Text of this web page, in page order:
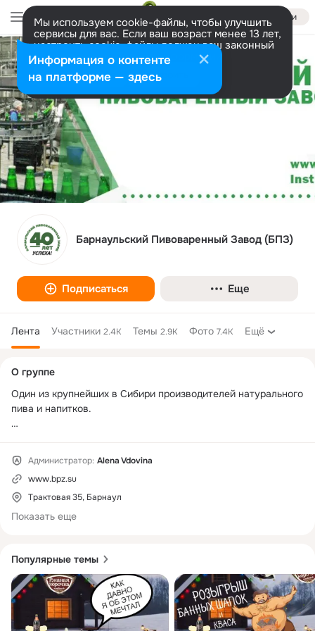
Войти
Мы используем cookie-файлы, чтобы улучшить
сервисы для вас. Если ваш возраст менее 13 лет,
настроить cookie-файлы должен ваш законный
представитель. Больше информации
Разрешить все Настроить
Барнаульский Пивоваренный Завод (БПЗ)
Подписаться Еще
Лента Участники 2.4K Темы 2.9K Фото 7.4K Ещё
Популярные темы
колонка
О группе
Один из крупнейших в Сибири производителей натурального
пива и напитков.
натуральными продуктами
Только для вас 25 сортов пива, квас, лимонады, вода и
холодный чай
Администратор: Alena Vdovina
www.bpz.su
Трактовая 35, Барнаул
Показать еще
Информация о контенте
на платформе — здесь